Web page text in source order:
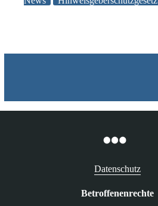
Datenschutz
Betroffenenrechte